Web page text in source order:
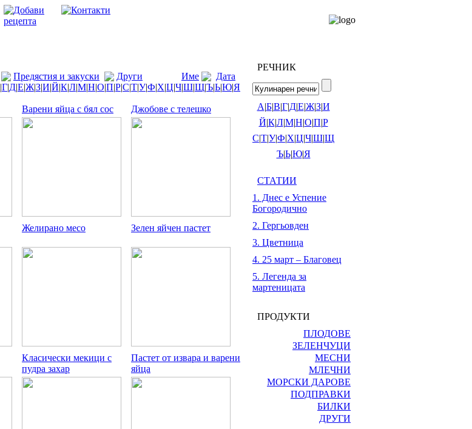
Предястия и закуски Други Име
Дата
|Г|Д|Е|Ж|З|И|Й|К|Л|М|Н|О|П|Р|С|Т|У|Ф|Х|Ц|Ч|Ш|Щ|Ъ|Ь|Ю|Я
Варени яйца с бял сос Джобове с телешко
Желирано месо Зелен яйчен пастет
Класически мекици с
пудра захар
Пастет от извара и варени
яйца
РЕЧНИК
А|Б|В|Г|Д|Е|Ж|З|И
Й|К|Л|М|Н|О|П|Р
С|Т|У|Ф|Х|Ц|Ч|Ш|Щ
Ъ|Ь|Ю|Я
СТАТИИ
1. Днес е Успение
Богородично
2. Гергьовден
3. Цветница
4. 25 март – Благовец
5. Легенда за
мартеницата
ПРОДУКТИ
ПЛОДОВЕ
ЗЕЛЕНЧУЦИ
МЕСНИ
МЛЕЧНИ
МОРСКИ ДАРОВЕ
ПОДПРАВКИ
БИЛКИ
ДРУГИ